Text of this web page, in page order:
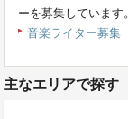
ーを募集していま
音楽ライター募集
主なエリアで探す